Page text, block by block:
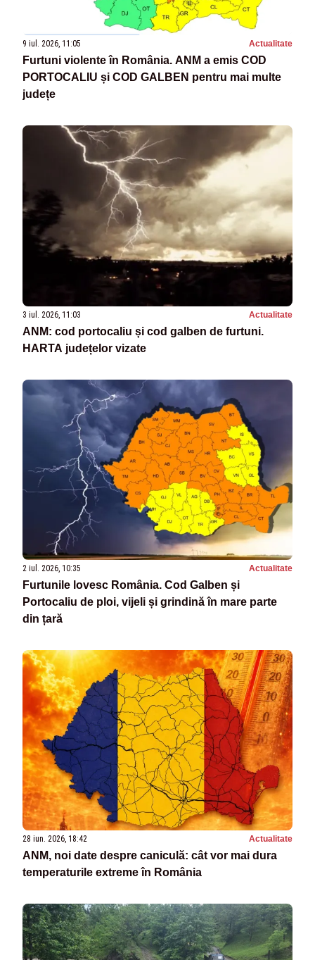
9 iul. 2026, 11:05 Actualitate
Furtuni violente în România. ANM a emis COD
PORTOCALIU și COD GALBEN pentru mai multe
județe
3 iul. 2026, 11:03 Actualitate
ANM: cod portocaliu și cod galben de furtuni.
HARTA județelor vizate
2 iul. 2026, 10:35 Actualitate
Furtunile lovesc România. Cod Galben și
Portocaliu de ploi, vijeli și grindină în mare parte
din țară
28 iun. 2026, 18:42 Actualitate
ANM, noi date despre caniculă: cât vor mai dura
temperaturile extreme în România